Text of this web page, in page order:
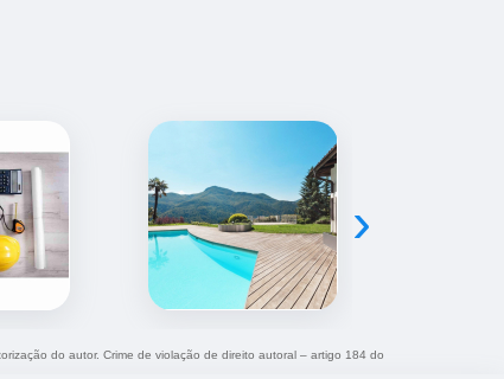
›
do autor. Crime de violação de direito autoral – artigo 184 do